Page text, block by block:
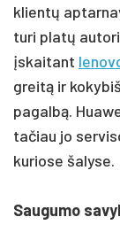
klientų
turi platų
įskaitant
greitą ir
pagalbą.
tačiau jo
kuriose šalyse.
Saugumo